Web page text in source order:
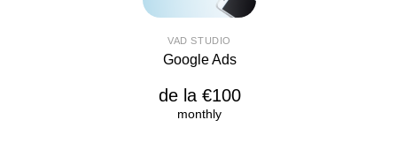
VAD STUDIO
Google Ads
de la €100
monthly